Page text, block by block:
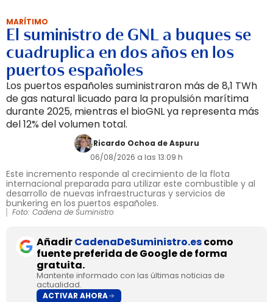
MARÍTIMO
El suministro de GNL a buques se
cuadruplica en dos años en los
puertos españoles
Los puertos españoles suministraron más de 8,1 TWh
de gas natural licuado para la propulsión marítima
durante 2025, mientras el bioGNL ya representa más
del 12% del volumen total.
Ricardo Ochoa de Aspuru
06/08/2026 a las 13:09 h
Este incremento responde al crecimiento de la flota
internacional preparada para utilizar este combustible y al
desarrollo de nuevas infraestructuras y servicios de
bunkering en los puertos españoles.
Foto: Cadena de Suministro
AñadirCadenaDeSuministro.escomo
fuente preferida de Google de forma
gratuita.
Mantente informado con las últimas noticias de
actualidad.
ACTIVAR AHORA